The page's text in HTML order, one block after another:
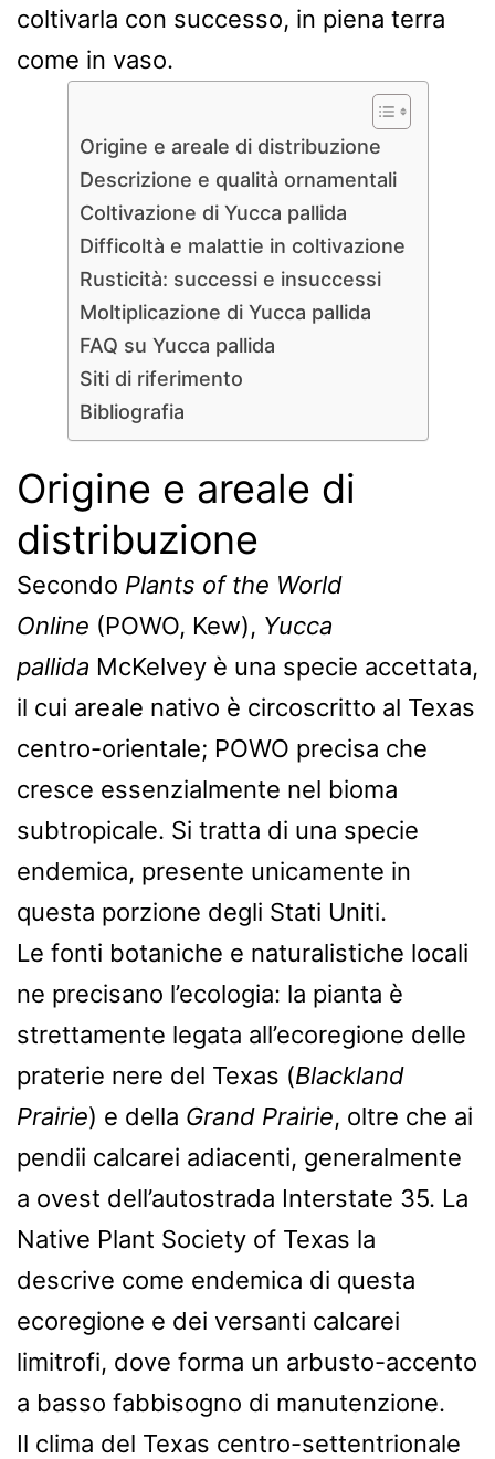
coltivarla con successo, in piena terra
come in vaso.
Origine e areale di distribuzione
Descrizione e qualità ornamentali
Coltivazione di Yucca pallida
Difficoltà e malattie in coltivazione
Rusticità: successi e insuccessi
Moltiplicazione di Yucca pallida
FAQ su Yucca pallida
Siti di riferimento
Bibliografia
Origine e areale di
distribuzione
Secondo Plants of the World
Online (POWO, Kew), Yucca
pallida McKelvey è una specie accettata,
il cui areale nativo è circoscritto al Texas
centro-orientale; POWO precisa che
cresce essenzialmente nel bioma
subtropicale. Si tratta di una specie
endemica, presente unicamente in
questa porzione degli Stati Uniti.
Le fonti botaniche e naturalistiche locali
ne precisano l’ecologia: la pianta è
strettamente legata all’ecoregione delle
praterie nere del Texas (Blackland
Prairie) e della Grand Prairie, oltre che ai
pendii calcarei adiacenti, generalmente
a ovest dell’autostrada Interstate 35. La
Native Plant Society of Texas la
descrive come endemica di questa
ecoregione e dei versanti calcarei
limitrofi, dove forma un arbusto-accento
a basso fabbisogno di manutenzione.
Il clima del Texas centro-settentrionale